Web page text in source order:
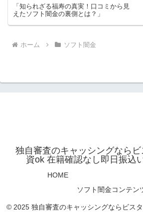
「知られざる福寿の真実！口コミから見
えたソフト闇金の裏側とは？」
ホーム ソフト闇金
独自審査のキャッシングなら
資ok 在籍確認なし即日振込
HOME
ソフト闇金コンテン
© 2025 独自審査のキャッシングならビス